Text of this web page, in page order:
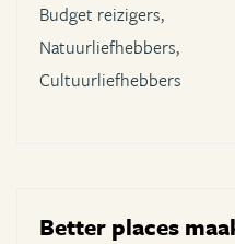
Budget reizigers,
Natuurliefhebbers,
Cultuurliefhebbers
Better places